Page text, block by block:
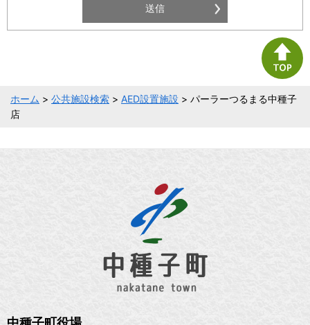
ホーム > 公共施設検索 > AED設置施設 > パーラーつるまる中種子
店